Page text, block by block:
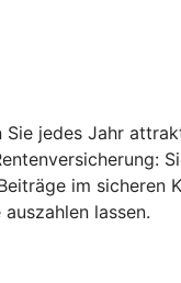
jedes Jahr
im sicheren
lassen.